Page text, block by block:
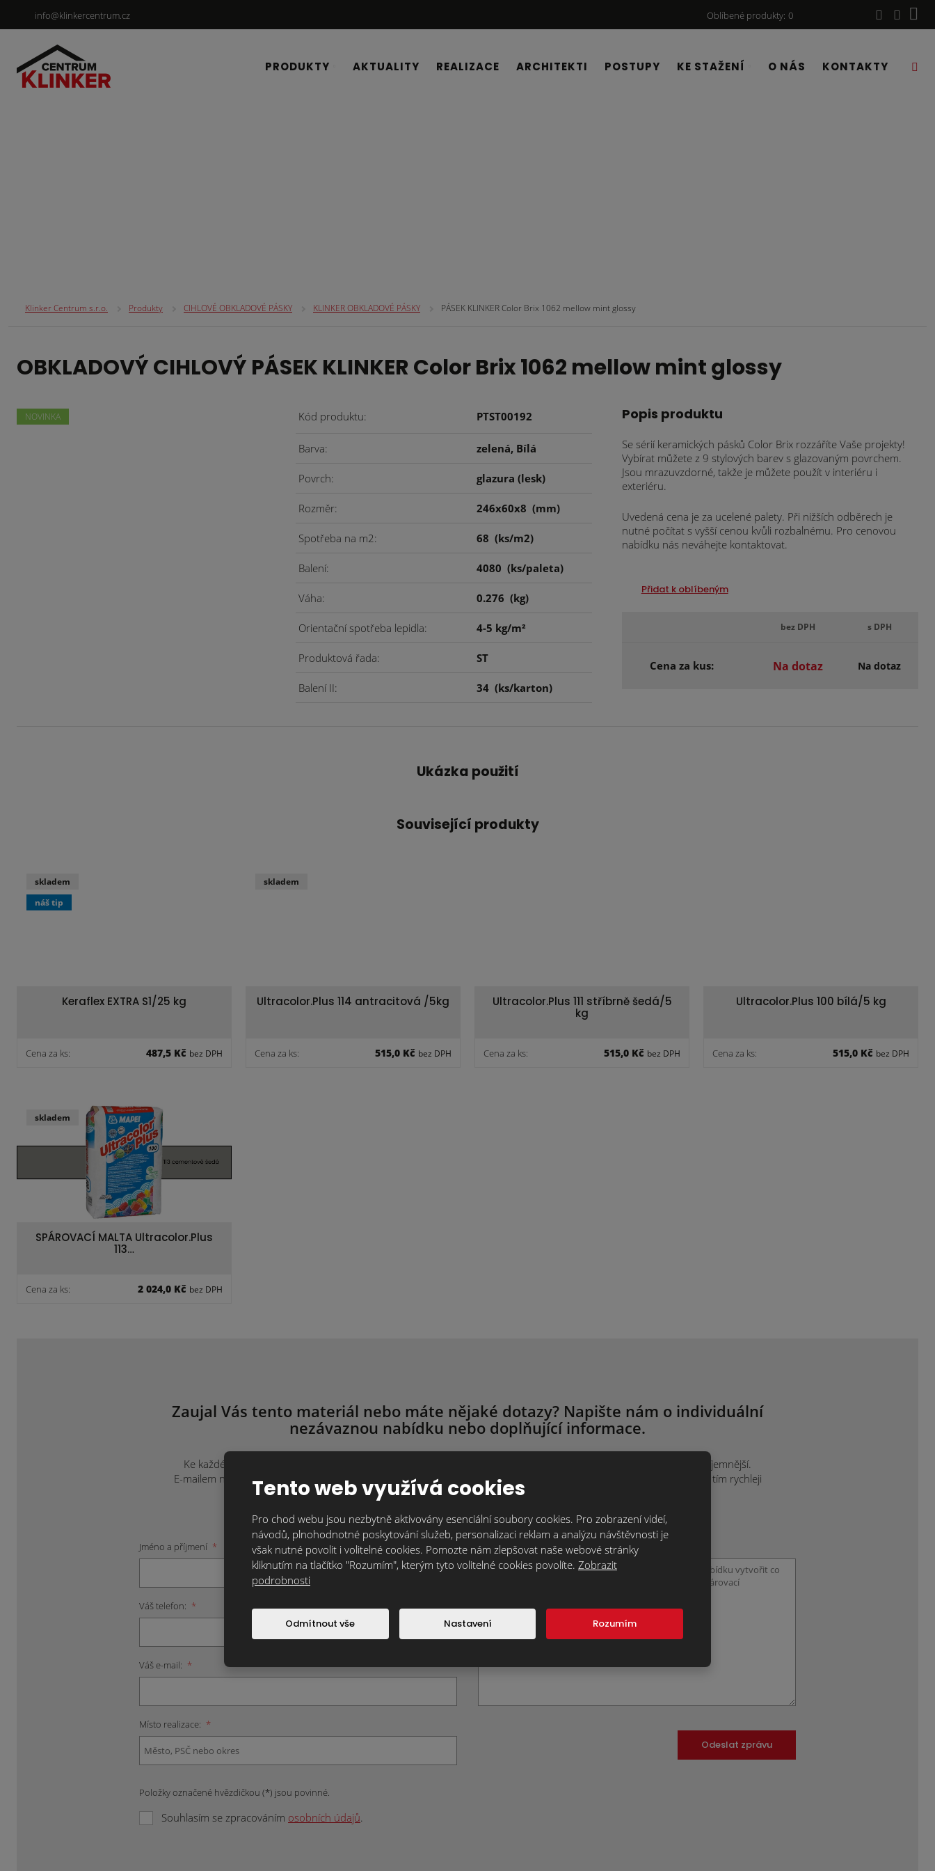
info@klinkercentrum.cz Oblíbené produkty 0
PRODUKTY AKTUALITY REALIZACE ARCHITEKTI POSTUPY KE STAŽENÍ O NÁS KONTAKTY
Klinker Centrum s.r.o. Produkty CIHLOVÉ OBKLADOVÉ PÁSKY KLINKER OBKLADOVÉ PÁSKY PÁSEK KLINKER Color Brix 1062 mellow mint glossy
OBKLADOVÝ CIHLOVÝ PÁSEK KLINKER Color Brix 1062 mellow mint glossy
NOVINKA Kód produktu PTST00192
Barva zelená, Bílá
Povrch glazura (lesk)
Rozměr 246x60x8(mm)
Spotřeba na m2 68(ks/m2)
Balení 4080(ks/paleta)
Váha 0.276(kg)
Orientační spotřeba lepidla 4-5 kg/m²
Produktová řada ST
Balení II 34(ks/karton)
Popis produktu
Se sérií keramických pásků Color Brix rozzáříte Vaše projekty!
Vybírat můžete z 9 stylových barev s glazovaným povrchem.
Jsou mrazuvzdorné, takže je můžete použít v interiéru i
exteriéru.
Uvedená cena je za ucelené palety. Při nižších odběrech je
nutné počítat s vyšší cenou kvůli rozbalnému. Pro cenovou
nabídku nás neváhejte kontaktovat.
Přidat k oblíbeným
bez DPH s DPH
Cena za kus: Na dotaz Na dotaz
Ukázka použití
Související produkty
Keraflex EXTRA S1/25 kg
Cena za ks: 487,5 Kč bez DPH
skladem
náš tip
Ultracolor.Plus 114 antracitová /5kg
Cena za ks: 515,0 Kč bez DPH
skladem
Ultracolor.Plus 111 stříbrně šedá/5
kg
Cena za ks: 515,0 Kč bez DPH
Ultracolor.Plus 100 bílá/5 kg
Cena za ks: 515,0 Kč bez DPH
SPÁROVACÍ MALTA Ultracolor.Plus
113…
Cena za ks: 2 024,0 Kč bez DPH
skladem
Zaujal Vás tento materiál nebo máte nějaké dotazy? Napište nám o individuální
nezávaznou nabídku nebo doplňující informace.
Ke každému projektu přistupujeme individuálně, protože každý je originál. Kontaktujte nás tak, jak je vám to nejpříjemnější.
E-mailem na
info@klinkercentrum.cz
nebo přes kontaktní formulář. Čím více informací nám o svém projektu sdělíte, tím rychleji
Vám můžeme připravit nabídku nebo zodpovědět Vaše dotazy.
Jméno a příjmení *
Váš telefon: *
Váš e-mail: *
Místo realizace: *
Položky označené hvězdičkou (*) jsou povinné.
Souhlasím se zpracováním osobních údajů.
Text zprávy *
Odeslat zprávu
Tento web využívá cookies
Pro chod webu jsou nezbytně aktivovány esenciální soubory cookies. Pro zobrazení videí,
návodů, plnohodnotné poskytování služeb, personalizaci reklam a analýzu návštěvnosti je
však nutné povolit i volitelné cookies. Pomozte nám zlepšovat naše webové stránky
kliknutím na tlačítko "Rozumím", kterým tyto volitelné cookies povolíte. Zobrazit
podrobnosti
Odmítnout vše Nastavení Rozumím